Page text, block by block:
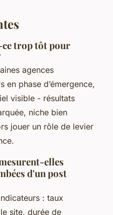
ce trop tôt pour
agences
en phase d’émergence,
visible - résultats
niche bien
jouer un rôle de levier
elles
d'un post
: taux
site, durée de